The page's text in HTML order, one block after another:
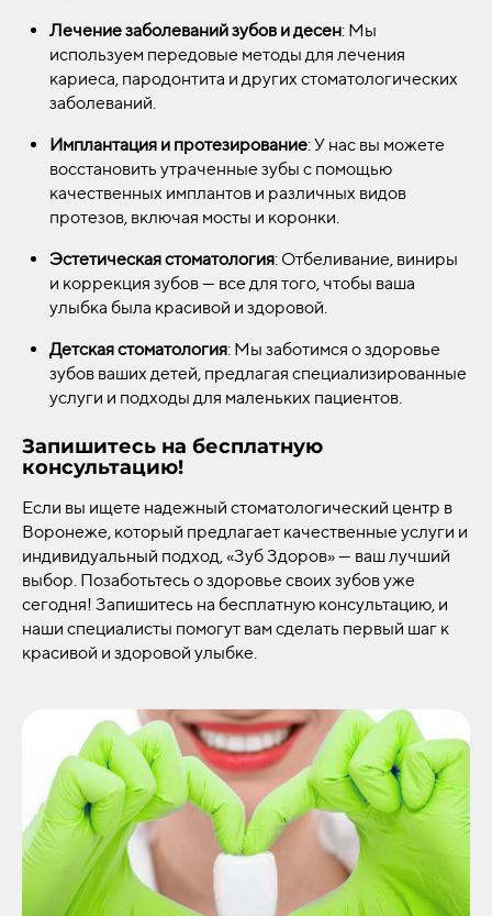
Лечение заболеваний зубов и десен: Мы
используем передовые методы для лечения
кариеса, пародонтита и других стоматологических
заболеваний.
Имплантация и протезирование: У нас вы можете
восстановить утраченные зубы с помощью
качественных имплантов и различных видов
протезов, включая мосты и коронки.
Эстетическая стоматология: Отбеливание, виниры
и коррекция зубов — все для того, чтобы ваша
улыбка была красивой и здоровой.
Детская стоматология: Мы заботимся о здоровье
зубов ваших детей, предлагая специализированные
услуги и подходы для маленьких пациентов.
Запишитесь на бесплатную
консультацию!
Если вы ищете надежный стоматологический центр в
Воронеже, который предлагает качественные услуги и
индивидуальный подход, «Зуб Здоров» — ваш лучший
выбор. Позаботьтесь о здоровье своих зубов уже
сегодня! Запишитесь на бесплатную консультацию, и
наши специалисты помогут вам сделать первый шаг к
красивой и здоровой улыбке.